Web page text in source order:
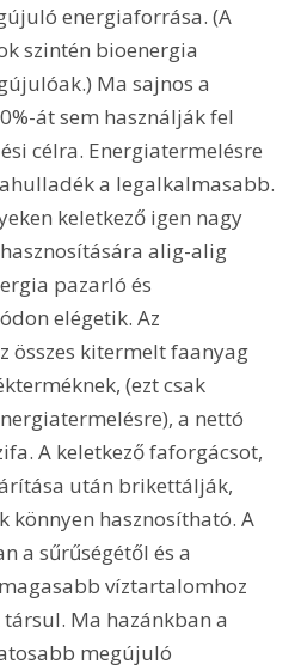
energiaforrása. (A
szintén bioenergia
Ma sajnos a
át sem használják fel
célra. Energiatermelésre
a legalkalmasabb.
keletkező igen nagy
alig-alig
pazarló és
elégetik. Az
összes kitermelt faanyag
(ezt csak
a nettó
A keletkező faforgácsot,
után brikettálják,
könnyen hasznosítható. A
a sűrűségétől és a
víztartalomhoz
Ma hazánkban a
megújuló